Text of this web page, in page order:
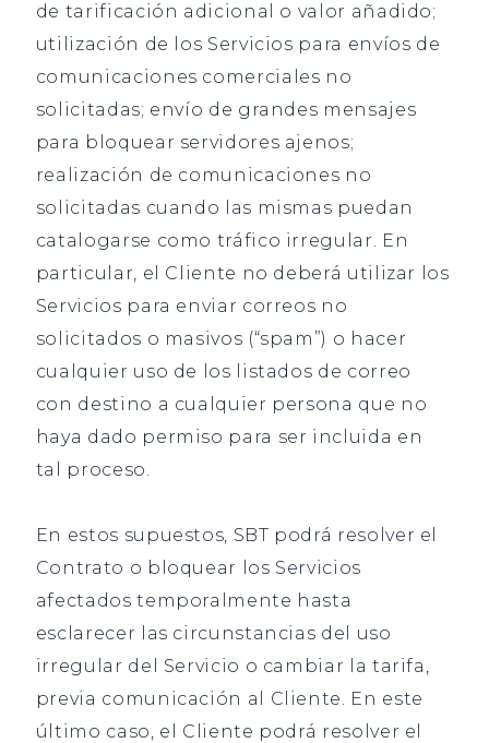
de tarificación adicional o valor añadido;
utilización de los Servicios para envíos de
comunicaciones comerciales no
solicitadas; envío de grandes mensajes
para bloquear servidores ajenos;
realización de comunicaciones no
solicitadas cuando las mismas puedan
catalogarse como tráfico irregular. En
particular, el Cliente no deberá utilizar los
Servicios para enviar correos no
solicitados o masivos (“spam”) o hacer
cualquier uso de los listados de correo
con destino a cualquier persona que no
haya dado permiso para ser incluida en
tal proceso.
En estos supuestos, SBT podrá resolver el
Contrato o bloquear los Servicios
afectados temporalmente hasta
esclarecer las circunstancias del uso
irregular del Servicio o cambiar la tarifa,
previa comunicación al Cliente. En este
último caso, el Cliente podrá resolver el